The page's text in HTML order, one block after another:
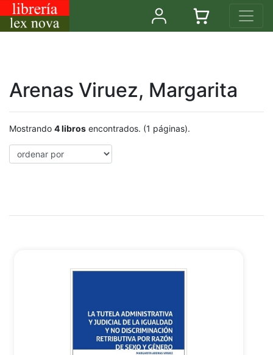
Arenas Viruez, Margarita
Mostrando 4 libros encontrados. (1 páginas).